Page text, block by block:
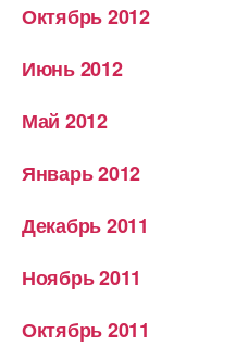
Октябрь 2012
Июнь 2012
Май 2012
Январь 2012
Декабрь 2011
Ноябрь 2011
Октябрь 2011